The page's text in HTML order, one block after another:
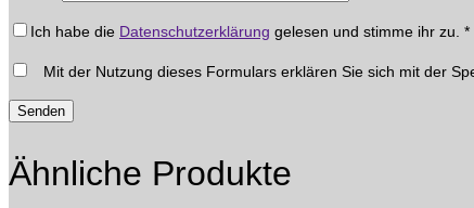
Ich habe die Datenschutzerklärung gelesen und stimme ihr zu. *
Mit der Nutzung dieses Formulars erklären Sie sich mit der
Ähnliche Produkte